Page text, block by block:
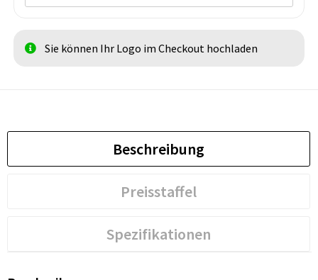
Sie können Ihr Logo im Checkout hochladen
Beschreibung
Preisstaffel
Spezifikationen